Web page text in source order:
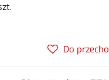
Do